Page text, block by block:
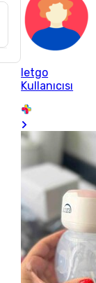
letgo
Kullanıcısı